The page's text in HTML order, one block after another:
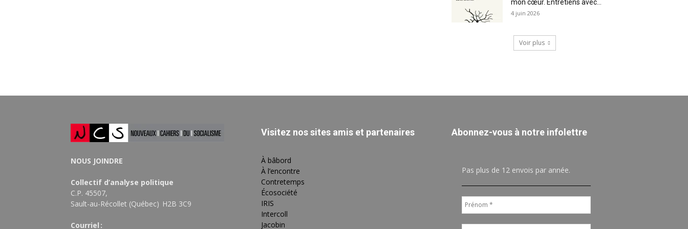
mon cœur. Entretiens avec...
4 juin 2026
Voir plus
NOUS JOINDRE
Collectif d’analyse politique
C.P. 45507,
Sault-au-Récollet (Québec) H2B 3C9
Courriel :
Visitez nos sites amis et partenaires
À bâbord
À l’encontre
Contretemps
Écosociété
IRIS
Intercoll
Jacobin
Abonnez-vous à notre infolettre
Pas plus de 12 envois par année.